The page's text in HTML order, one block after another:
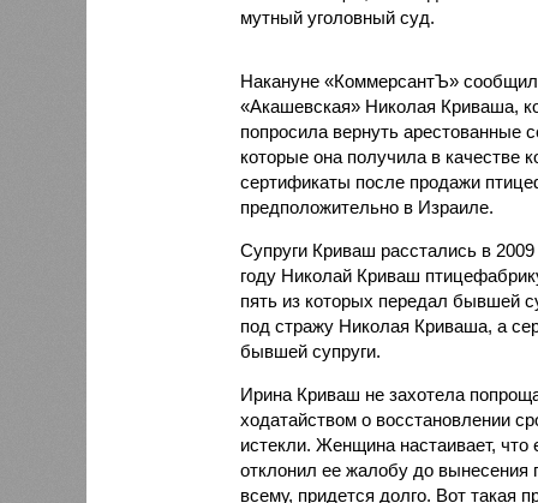
мутный уголовный суд.
Накануне «КоммерсантЪ»
«Акашевская» Николая Криваша,
попросила вернуть арестованные
которые она получила в качестве
сертификаты после продажи
предположительно в Израиле.
Супруги Криваш расстались в
году Николай Криваш
пять из которых передал бывшей
под стражу Николая Криваша, а
бывшей супруги.
Ирина Криваш не захотела
ходатайством о восстановлении
истекли. Женщина настаивает,
отклонил ее жалобу до вынесения
всему, придется долго. Вот такая